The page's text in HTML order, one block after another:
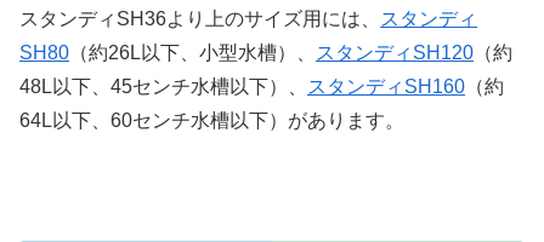
スタンディSH36より上のサイズ用には、
スタンディ
SH80 （約26L以下、小型水槽）、 スタンディSH120 （約
48L以下、45センチ水槽以下）、
スタンディSH160 （約
64L以下、60センチ水槽以下）があります。